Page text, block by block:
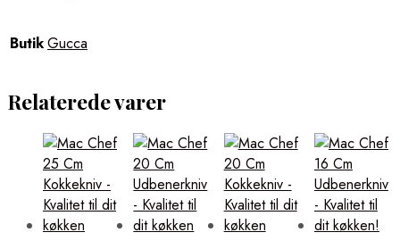
ButikGucca
Relaterede varer